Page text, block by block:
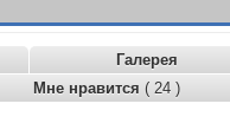
Галерея
Мне нравится ( 24 )